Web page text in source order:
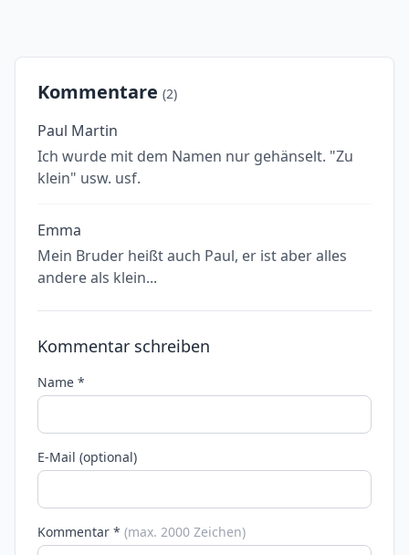
Kommentare (2)
Paul Martin
Ich wurde mit dem Namen nur gehänselt. "Zu
klein" usw. usf.
Emma
Mein Bruder heißt auch Paul, er ist aber alles
andere als klein...
Kommentar schreiben
Name *
E-Mail (optional)
Kommentar * (max. 2000 Zeichen)